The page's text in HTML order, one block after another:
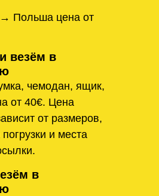
Польша цена от
везём в
чемодан, ящик,
от 40€. Цена
от размеров,
и места
в